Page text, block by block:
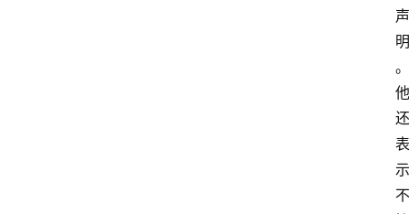
声
明
。
他
还
表
示
不